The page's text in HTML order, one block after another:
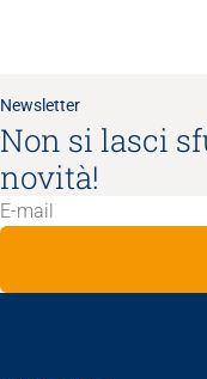
Newsletter
Non si lasci
novità!